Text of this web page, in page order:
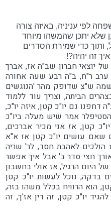
לפי עניניה, באיזה צורה
שלא יתכן שהמשהו מיוחד
ותוך כדי שמירת הסדרים
זה יהיה?!
יוצאי חברון שב"ה אז, אברך
ב1.20 אז מגיע ערב ר"ח, ב"ה רבע שעה אחורה
ש"צ שדופק מהר 'הנוגשים
הביתה, וצריך עוד ללמוד
דחפנו גם יו"כ קטן, איזה יו"כ,
הסטיפלר אמר שיש מעלה ביו"כ
קטן, אז אני מכיר אברכים,
שאם עושים יו"כ קטן אז א"א
הולכים לאהבת חסד, לר' שריה
חצי סדר ב' אבל איך אפשר
היום הרגיל, אז אולי בחשבון
בדקה, נוכל לעשות יו"כ קטן
הוא הרוויח בכלל משהו בזה,
יו"כ קטן, זה דין אז'ך, זה